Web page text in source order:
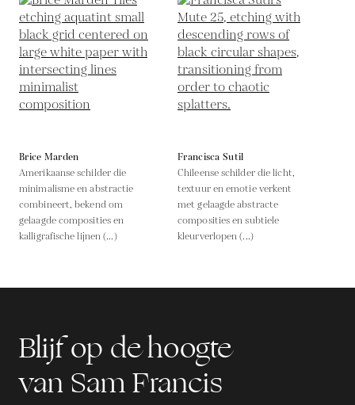
Brice Marden
Amerikaanse schilder die
minimalisme en abstractie
combineert, bekend om
gelaagde composities en
kalligrafische lijnen (...)
Francisca Sutil
Chileense schilder die licht,
textuur en emotie verkent
met gelaagde abstracte
composities en subtiele
kleurverlopen (...)
Blijf op de hoogte
van Sam Francis